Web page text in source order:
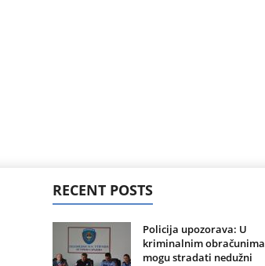
RECENT POSTS
Policija upozorava: U
kriminalnim obračunima
mogu stradati nedužni